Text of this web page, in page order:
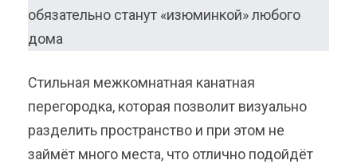
Стильная межкомнатная канатная
перегородка, которая позволит визуально
разделить пространство и при этом не
займёт много места, что отлично подойдёт